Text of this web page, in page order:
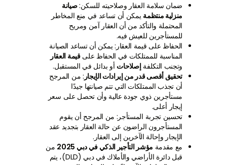
ضمان سلامة العقار وصلاحيته للسكن:صيانة
منزلية منتظمة يمكن أن تساعد في منع المخاطر
المحتملة والتأكد من أن العقار آمن ومريح
للمستأجرين للعيش فيه.
الحفاظ على قيمة العقار: يمكن أن تساعد الصيانة
المناسبة للممتلكات في الحفاظ علىقيمة العقار
وتجنب التكلفةإصلاحات أو بدائل في المستقبل.
تحقيق أقصى قدر من إيرادات الإيجار : من المرجح
أن تجذب الممتلكات التي تتم صيانتها جيدًا
مستأجرين ذوي جودة عالية وأن تحصل على سعر
إيجار أعلى.
تحسين تجربة المستأجر: من المرجح أن يقوم
المستأجرون الراضون عن حالة العقار بتجديد عقد
الإيجار وإحالة الآخرين إلى العقار.
مع مقدمة مؤشر التأجير الذكي في دبي 2025
من
قبل دائرة الأراضي والأملاك في دبي (DLD)، يتم